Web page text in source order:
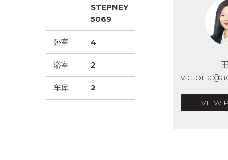
STEPNEY
5069
卧室 4
浴室 2
车库 2
VIEW